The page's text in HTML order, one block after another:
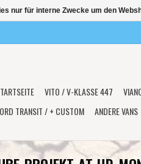
VITO / V-KLASSE 447
TRANSIT / + CUSTOM
ANDERE VANS
nur für interne Zwecke um den